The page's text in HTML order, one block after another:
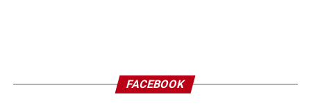
FACEBOOK